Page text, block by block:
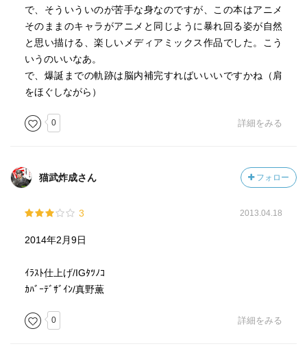
で、そういういのが苦手な身なのですが、この本はアニメ
そのままのキャラがアニメと同じように暴れ回る姿が自然
と思い描ける、楽しいメディアミックス作品でした。こう
いうのいいなあ。
で、爆誕までの軌跡は脳内補完すればいいいですかね（肩
をほぐしながら）
0 詳細をみる
猫武炸成さん フォロー
3 2013.04.18
2014年2月9日
ｲﾗｽﾄ仕上げ/IGﾀﾂﾉｺ
ｶﾊﾞｰﾃﾞｻﾞｲﾝ/真野薫
0 詳細をみる